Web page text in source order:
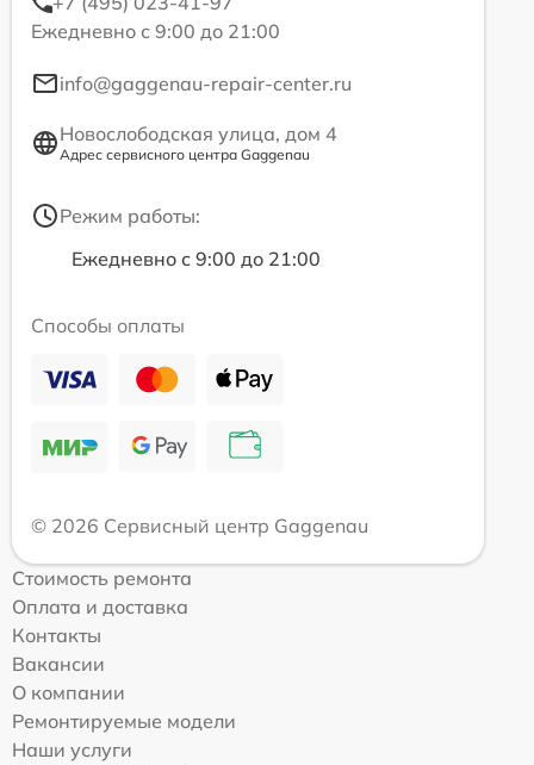
Ежедневно с 9:00 до 21:00
info@gaggenau-repair-center.ru
Новослободская улица, дом 4
Адрес сервисного центра Gaggenau
Режим работы:
Ежедневно с 9:00 до 21:00
Способы оплаты
© 2026 Сервисный центр Gaggenau
Стоимость ремонта
Оплата и доставка
Контакты
Вакансии
О компании
Ремонтируемые модели
Наши услуги